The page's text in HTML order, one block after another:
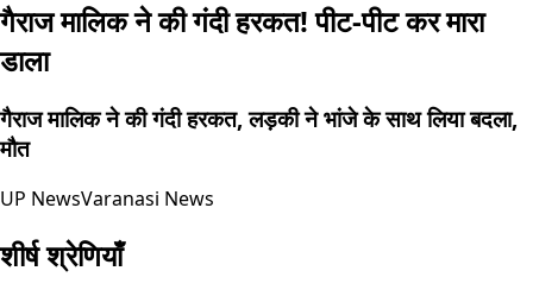
गैराज मालिक ने की गंदी हरकत! पीट-पीट कर मारा
डाला
गैराज मालिक ने की गंदी हरकत, लड़की ने भांजे के साथ लिया बदला,
मौत
UP NewsVaranasi News
शीर्ष श्रेणियाँ